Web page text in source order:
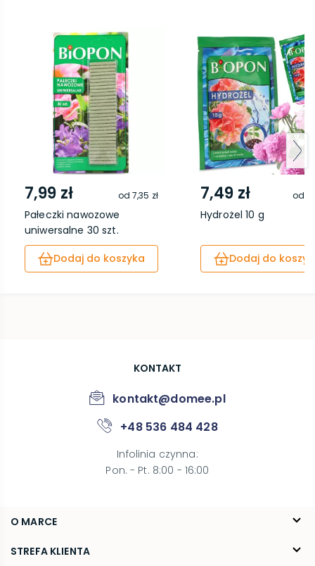
7,99 zł od7,35 zł
Pałeczki nawozowe
uniwersalne 30 szt.
Dodaj do koszyka
7,49 zł od
Hydrożel 10 g
Dodaj do
O MARCE
O nas
STREFA KLIENTA
KONTAKT
kontakt@domee.pl
+48 536 484 428
Infolinia czynna:
Pon. - Pt. 8:00 - 16:00